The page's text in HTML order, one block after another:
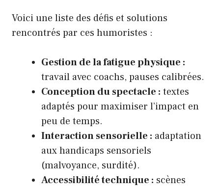
Voici une liste des défis et solutions
rencontrés par ces humoristes :
Gestion de la fatigue physique :
travail avec coachs, pauses calibrées.
Conception du spectacle : textes
adaptés pour maximiser l’impact en
peu de temps.
Interaction sensorielle : adaptation
aux handicaps sensoriels
(malvoyance, surdité).
Accessibilité technique : scènes